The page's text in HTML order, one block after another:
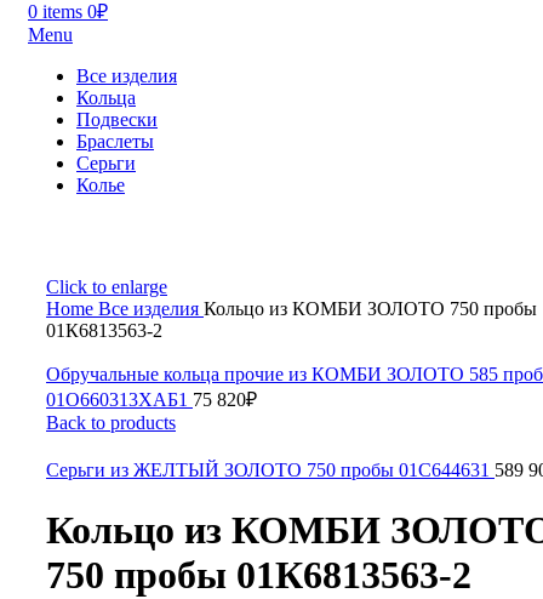
0 items 0₽
Menu
Все изделия
Кольца
Подвески
Браслеты
Серьги
Колье
Click to enlarge
Home Все изделия Кольцо из КОМБИ ЗОЛОТО 750 пробы
01К6813563-2
Обручальные кольца прочие из КОМБИ ЗОЛОТО 585
01О660313ХАБ1 75 820₽
Back to products
Серьги из ЖЕЛТЫЙ ЗОЛОТО 750 пробы 01С644631 589
Кольцо из КОМБИ
750 пробы 01К6813563-2